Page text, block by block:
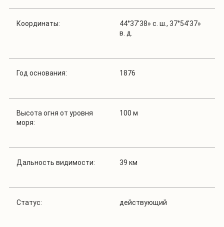
Координаты:
44°37'38» с. ш., 37°54'37»
в. д.
Год основания: 1876
Высота огня от уровня
моря:
100 м
Дальность видимости: 39 км
Статус: действующий